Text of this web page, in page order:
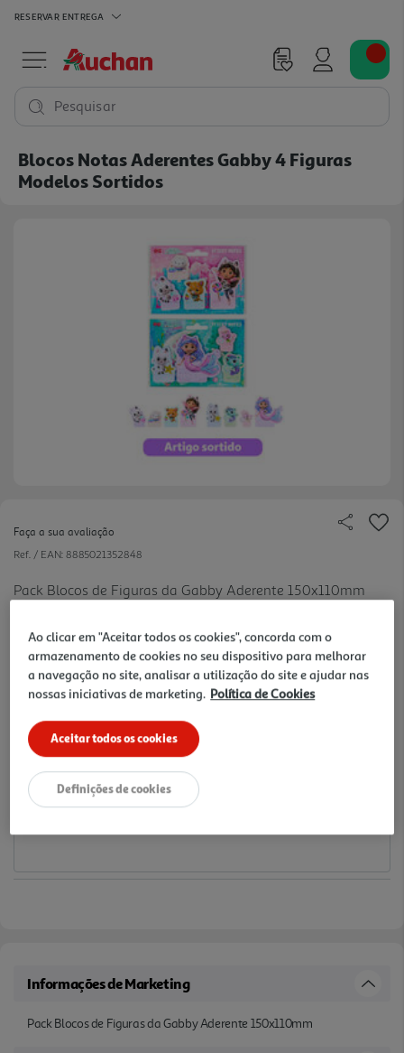
RESERVAR ENTREGA
Pesquisar
Blocos Notas Aderentes Gabby 4 Figuras
Modelos Sortidos
Faça a sua avaliação
Ref. / EAN: 8885021352848
Pack Blocos de Figuras da Gabby Aderente 150x110mm
0.62 €/un
2,49 €
Notas de preparação
Informações de Marketing
Pack Blocos de Figuras da Gabby Aderente 150x110mm
Ao clicar em "Aceitar todos os cookies", concorda com o
armazenamento de cookies no seu dispositivo para melhorar
a navegação no site, analisar a utilização do site e ajudar nas
nossas iniciativas de marketing. Política de Cookies
Aceitar todos os cookies
Definições de cookies